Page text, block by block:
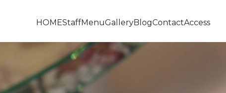
HOMEStaffMenuGalleryBlogContactAccess